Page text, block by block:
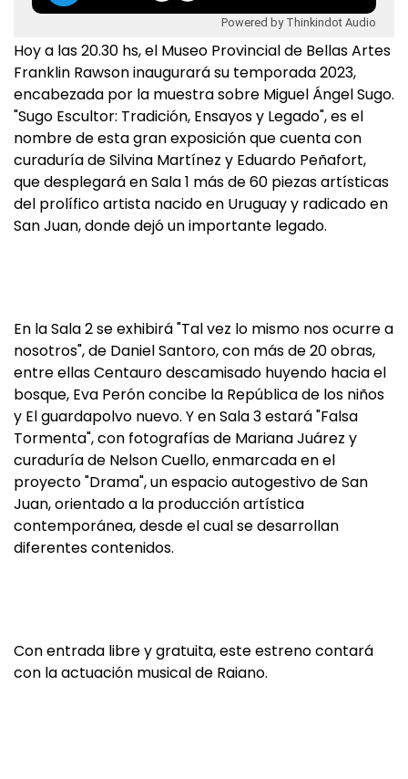
Powered by Thinkindot Audio
Hoy a las 20.30 hs, el Museo Provincial de Bellas Artes
Franklin Rawson inaugurará su temporada 2023,
encabezada por la muestra sobre Miguel Ángel Sugo.
"Sugo Escultor: Tradición, Ensayos y Legado", es el
nombre de esta gran exposición que cuenta con
curaduría de Silvina Martínez y Eduardo Peñafort,
que desplegará en Sala 1 más de 60 piezas artísticas
del prolífico artista nacido en Uruguay y radicado en
San Juan, donde dejó un importante legado.
En la Sala 2 se exhibirá "Tal vez lo mismo nos ocurre a
nosotros", de Daniel Santoro, con más de 20 obras,
entre ellas Centauro descamisado huyendo hacia el
bosque, Eva Perón concibe la República de los niños
y El guardapolvo nuevo. Y en Sala 3 estará "Falsa
Tormenta", con fotografías de Mariana Juárez y
curaduría de Nelson Cuello, enmarcada en el
proyecto "Drama", un espacio autogestivo de San
Juan, orientado a la producción artística
contemporánea, desde el cual se desarrollan
diferentes contenidos.
Con entrada libre y gratuita, este estreno contará
con la actuación musical de Raiano.